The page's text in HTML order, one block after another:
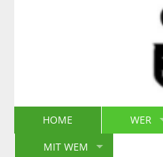
HOME WER
MIT WEM